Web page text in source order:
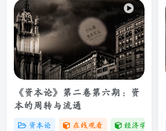
《资本论》第二卷第六期：资
本的周转与流通
资本论 在线观看 经济学专题